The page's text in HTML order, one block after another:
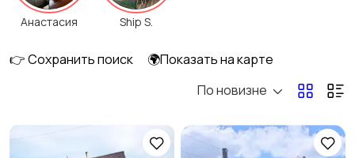
посуточно
недвижимость
Прочие строения Продажа квартиры50
Анастасия Ship S.
👉 Сохранить поиск
🌍Показать на карте
По новизне